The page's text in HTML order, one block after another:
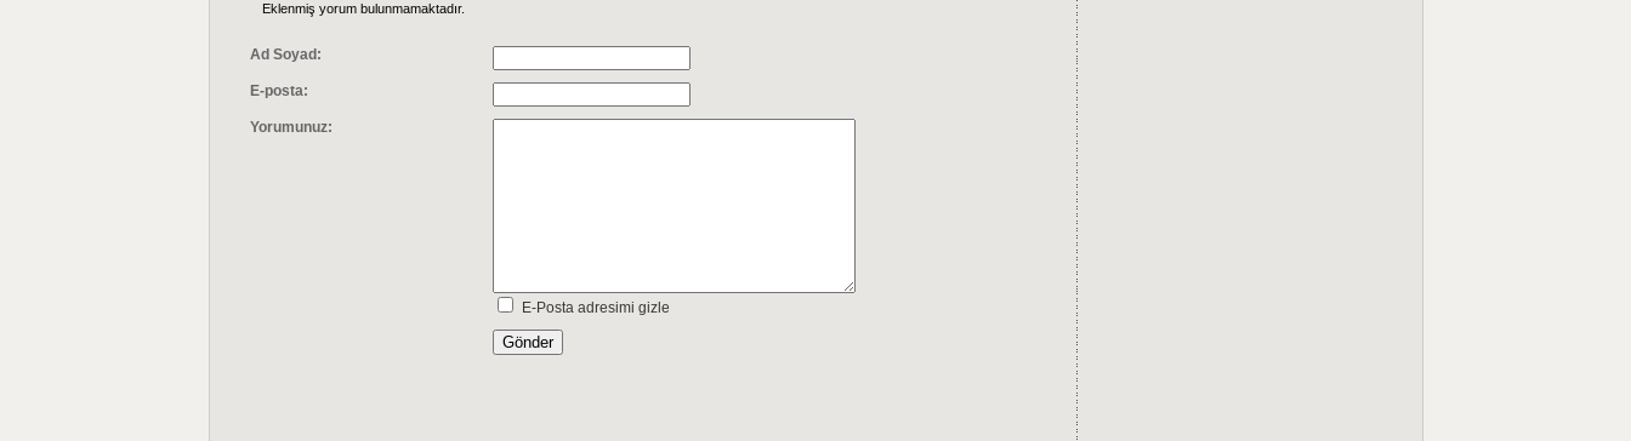
Eklenmiş yorum bulunmamaktadır.
Ad Soyad:
E-posta:
Yorumunuz:
E-Posta adresimi gizle